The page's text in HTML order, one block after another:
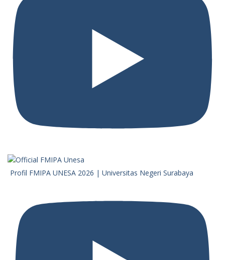
Profil FMIPA UNESA 2026 | Universitas Negeri Surabaya